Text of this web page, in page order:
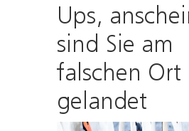
Ups,
sind Sie am
falschen Ort
gelandet